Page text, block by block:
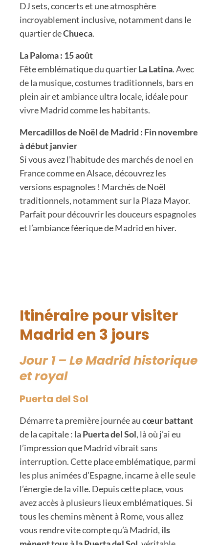
DJ sets, concerts et une atmosphère
incroyablement inclusive, notamment dans le
quartier deChueca.
La Paloma : 15 août
Fête emblématique du quartierLa Latina. Avec
de la musique, costumes traditionnels, bars en
plein air et ambiance ultra locale, idéale pour
vivre Madrid comme les habitants.
Mercadillos de Noël de Madrid : Fin novembre
à début janvier
Si vous avez l’habitude des marchés de noel en
France comme en Alsace, découvrez les
versions espagnoles ! Marchés de Noël
traditionnels, notamment sur la Plaza Mayor.
Parfait pour découvrir les douceurs espagnoles
et l’ambiance féerique de Madrid en hiver.
Itinéraire pour visiter
Madrid en 3 jours
Jour 1 – Le Madrid historique
et royal
Puerta del Sol
Démarre ta première journée aucœur battant
de la capitale : la Puerta del Sol, là où j’ai eu
l’impression que Madrid vibrait sans
interruption. Cette place emblématique, parmi
les plus animées d’Espagne, incarne à elle seule
l’énergie de la ville. Depuis cette place, vous
avez accès à plusieurs lieux emblématiques. Si
tous les chemins mènent à Rome, vous allez
vous rendre vite compte qu’à Madrid, ils